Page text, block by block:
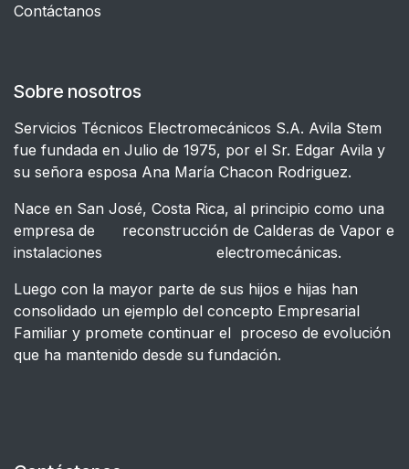
Contáctanos
Sobre nosotros
Servicios Técnicos Electromecánicos S.A. Avila Stem
fue fundada en Julio de 1975, por el Sr. Edgar Avila y
su señora esposa Ana María Chacon Rodriguez.
Nace en San José, Costa Rica, al principio como una
empresa de reconstrucción de Calderas de Vapor e
instalaciones electromecánicas.
Luego con la mayor parte de sus hijos e hijas han
consolidado un ejemplo del concepto Empresarial
Familiar y promete continuar el proceso de evolución
que ha mantenido desde su fundación.